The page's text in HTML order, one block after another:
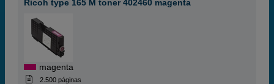
Ricoh type 165 M toner 402460 magenta
magenta
2.500 páginas